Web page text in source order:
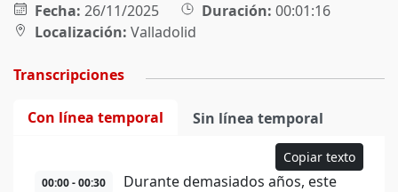
Fecha: 26/11/2025 Duración: 00:01:16
Localización: Valladolid
Transcripciones
Con línea temporal Sin línea temporal
Copiar texto
00:00 - 00:30
Durante demasiados años, este